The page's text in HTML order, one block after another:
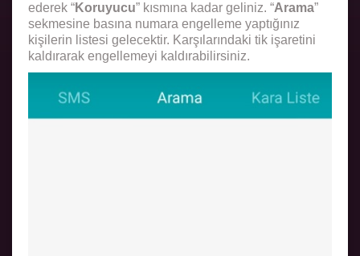
ederek “Koruyucu” kısmına kadar geliniz. “Arama”
sekmesine basına numara engelleme yaptığınız
kişilerin listesi gelecektir. Karşılarındaki tik işaretini
kaldırarak engellemeyi kaldırabilirsiniz.